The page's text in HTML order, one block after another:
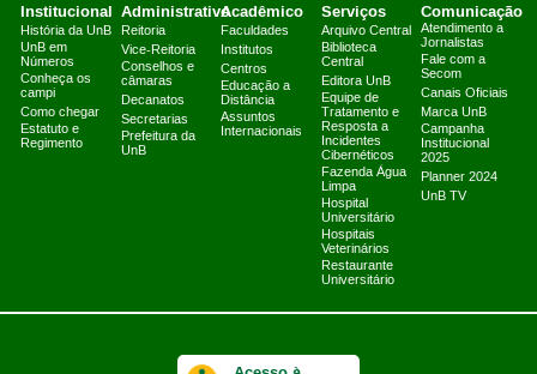
Institucional
História da UnB
UnB em
Números
Conheça os
campi
Como chegar
Estatuto e
Regimento
Administrativo
Reitoria
Vice-Reitoria
Conselhos e
câmaras
Decanatos
Secretarias
Prefeitura da
UnB
Acadêmico
Faculdades
Institutos
Centros
Educação a
Distância
Assuntos
Internacionais
Serviços
Arquivo Central
Biblioteca
Central
Editora UnB
Equipe de
Tratamento e
Resposta a
Incidentes
Cibernéticos
Fazenda Água
Limpa
Hospital
Universitário
Hospitais
Veterinários
Restaurante
Universitário
Comunicação
Atendimento a
Jornalistas
Fale com a
Secom
Canais Oficiais
Marca UnB
Campanha
Institucional
2025
Planner 2024
UnB TV